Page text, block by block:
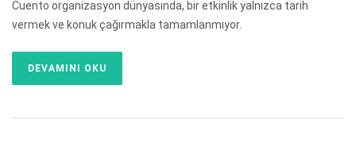
Cuento organizasyon dünyasında, bir etkinlik yalnızca tarih
vermek ve konuk çağırmakla tamamlanmıyor.
DEVAMINI OKU